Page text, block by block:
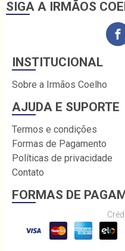
SIGA A IRMÃOS
INSTITUCIONAL
Sobre a Irmãos Coelho
AJUDA E SUPORTE
Termos e condições
Formas de Pagamento
Políticas de privacidade
Contato
FORMAS DE